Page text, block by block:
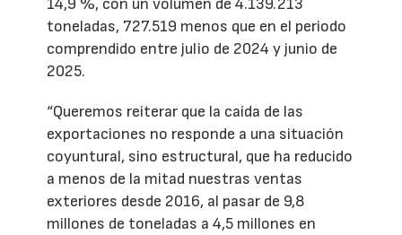
14,9 %, con un volumen de 4.139.213
toneladas, 727.519 menos que en el periodo
comprendido entre julio de 2024 y junio de
2025.
“Queremos reiterar que la caída de las
exportaciones no responde a una situación
coyuntural, sino estructural, que ha reducido
a menos de la mitad nuestras ventas
exteriores desde 2016, al pasar de 9,8
millones de toneladas a 4,5 millones en